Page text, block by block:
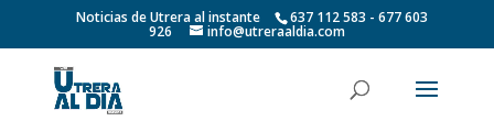
Noticias de Utrera al instante 637 112 583 - 677 603
926 info@utreraaldia.com